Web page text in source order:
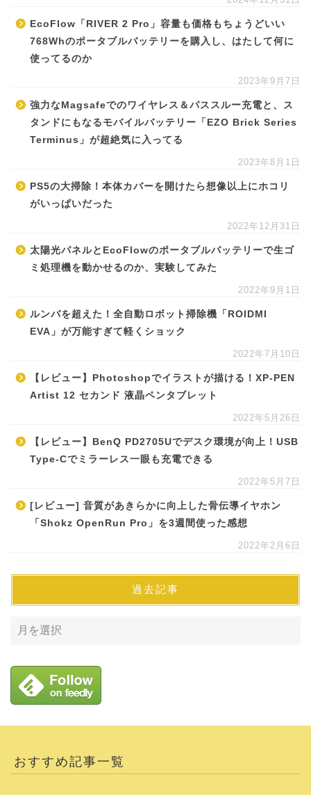
EcoFlow「RIVER 2 Pro」容量も価格もちょうどいい
768Whのポータブルバッテリーを購入し、はたして何に
使ってるのか
2023年9月7日
強力なMagsafeでのワイヤレス＆パススルー充電と、ス
タンドにもなるモバイルバッテリー「EZO Brick Series
Terminus」が超絶気に入ってる
2023年8月1日
PS5の大掃除！本体カバーを開けたら想像以上にホコリ
がいっぱいだった
2022年12月31日
太陽光パネルとEcoFlowのポータブルバッテリーで生ゴ
ミ処理機を動かせるのか、実験してみた
2022年9月1日
ルンバを超えた！全自動ロボット掃除機「ROIDMI
EVA」が万能すぎて軽くショック
2022年7月10日
【レビュー】Photoshopでイラストが描ける！XP-PEN
Artist 12 セカンド 液晶ペンタブレット
2022年5月26日
【レビュー】BenQ PD2705Uでデスク環境が向上！USB
Type-Cでミラーレス一眼も充電できる
2022年5月7日
[レビュー] 音質があきらかに向上した骨伝導イヤホン
「Shokz OpenRun Pro」を3週間使った感想
2022年2月6日
過去記事
おすすめ記事一覧